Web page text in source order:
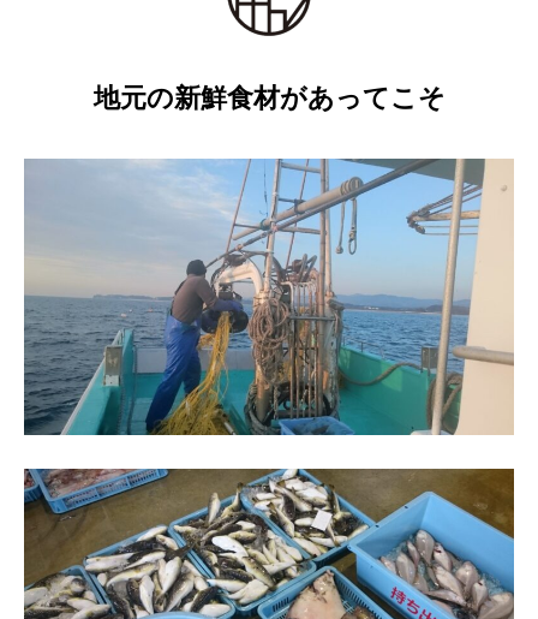
地元の新鮮食材があってこそ